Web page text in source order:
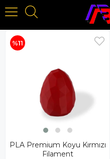
Filament
PLA Premium Koyu Kırmızı
Filament
%11